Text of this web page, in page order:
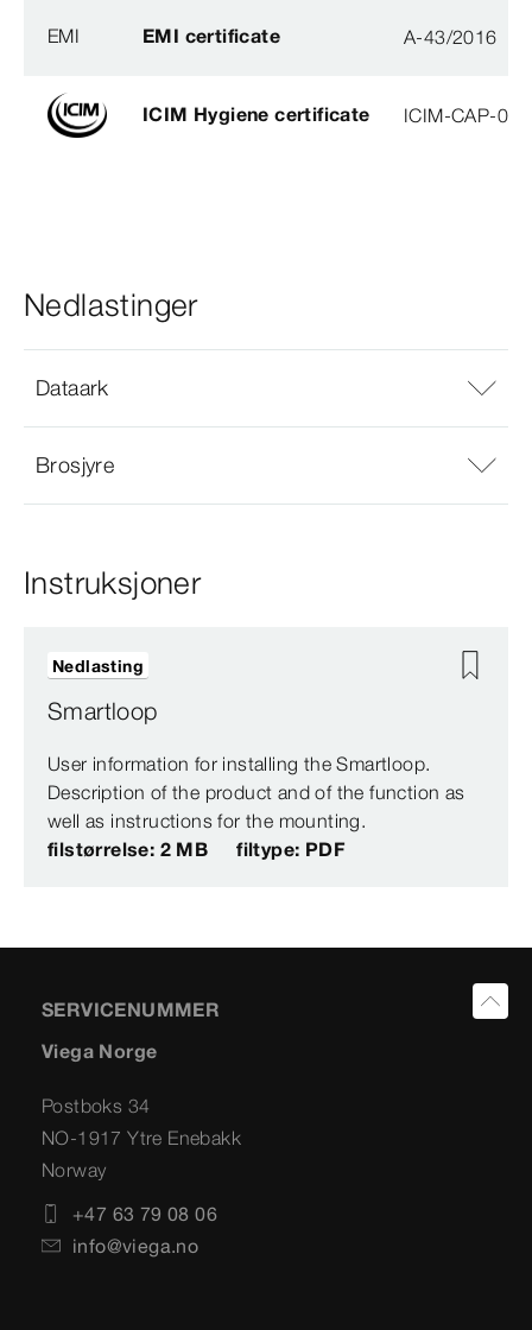
EMI EMI certificate A-43/2016
ICIM Hygiene certificate ICIM-CAP-
Nedlastinger
Dataark
Brosjyre
Instruksjoner
Smartloop
User information for installing the Smartloop.
Description of the product and of the function as
well as instructions for the mounting.
filstørrelse: 2 MB
filtype: PDF
Nedlasting
SERVICENUMMER
Viega Norge
Postboks 34
NO-1917 Ytre Enebakk
Norway
+47 63 79 08 06
info@viega.no